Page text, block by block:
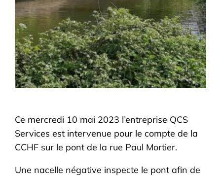
Ce mercredi 10 mai 2023 l’entreprise QCS
Services est intervenue pour le compte de la
CCHF sur le pont de la rue Paul Mortier.
Une nacelle négative inspecte le pont afin de